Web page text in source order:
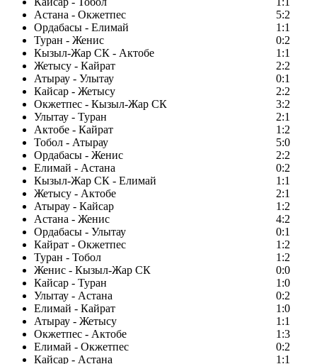
Астана - Окжетпес
5:2
Ордабасы - Елимай
1:1
Туран - Женис
0:2
Кызыл-Жар СК - Актобе
1:1
Жетысу - Кайрат
2:2
Атырау - Улытау
0:1
Кайсар - Жетысу
2:2
Окжетпес - Кызыл-Жар СК
3:2
Улытау - Туран
2:1
Актобе - Кайрат
1:2
Тобол - Атырау
5:0
Ордабасы - Женис
2:2
Елимай - Астана
0:2
Кызыл-Жар СК - Елимай
1:1
Жетысу - Актобе
2:1
Атырау - Кайсар
1:2
Астана - Женис
4:2
Ордабасы - Улытау
0:1
Кайрат - Окжетпес
1:2
Туран - Тобол
1:2
Женис - Кызыл-Жар СК
0:0
Кайсар - Туран
1:0
Улытау - Астана
0:2
Елимай - Кайрат
1:0
Атырау - Жетысу
1:1
Окжетпес - Актобе
1:3
Елимай - Окжетпес
0:2
Кайсар - Астана
1:1